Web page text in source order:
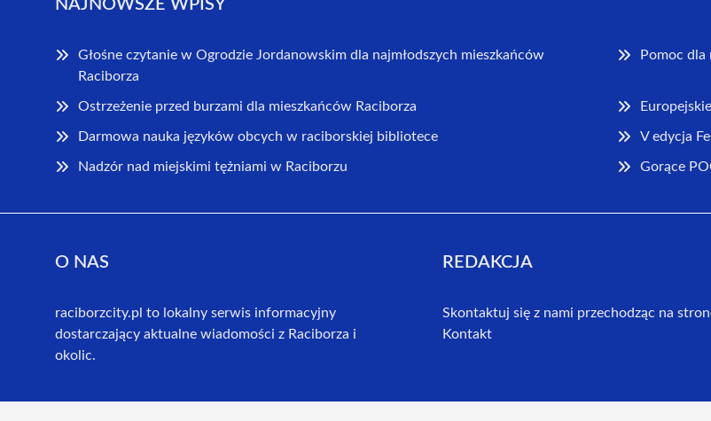
NAJNOWSZE WPISY
Głośne czytanie w Ogrodzie Jordanowskim dla najmłodszych mieszkańców
Raciborza
Pomoc dla
Ostrzeżenie przed burzami dla mieszkańców Raciborza
Darmowa nauka języków obcych w raciborskiej bibliotece V edycja
Nadzór nad miejskimi tężniami w Raciborzu Gorące
O NAS
raciborzcity.pl to lokalny serwis informacyjny
dostarczający aktualne wiadomości z Raciborza i
okolic.
REDAKCJA
Skontaktuj się z nami przechodząc na
Kontakt